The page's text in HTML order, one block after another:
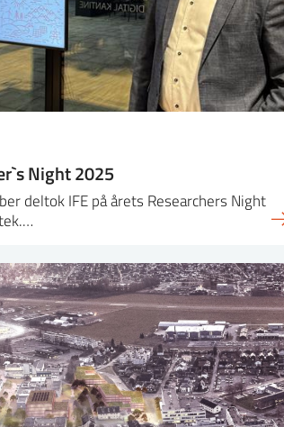
Night 2025
deltok IFE på årets Researchers Night